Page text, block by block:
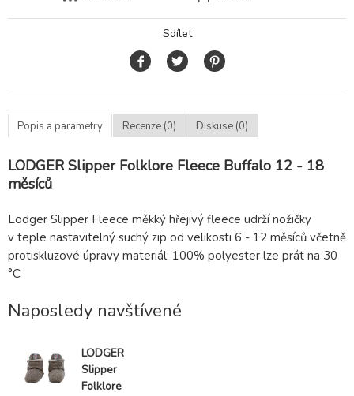
Sdílet
Popis a parametry Recenze (0) Diskuse (0)
LODGER Slipper Folklore Fleece Buffalo 12 - 18
měsíců
Lodger Slipper Fleece měkký hřejivý fleece udrží nožičky
v teple nastavitelný suchý zip od velikosti 6 - 12 měsíců včetně
protiskluzové úpravy materiál: 100% polyester lze prát na 30
°C
Naposledy navštívené
LODGER
Slipper
Folklore